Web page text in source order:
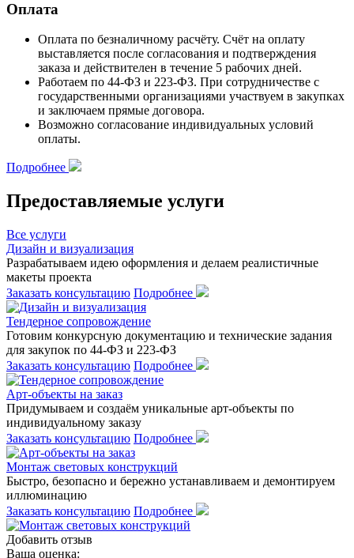
Оплата
Оплата по безналичному расчёту. Счёт на оплату
выставляется после согласования и подтверждения
заказа и действителен в течение 5 рабочих дней.
Работаем по 44-ФЗ и 223-ФЗ. При сотрудничестве с
государственными организациями участвуем в закупках
и заключаем прямые договора.
Возможно согласование индивидуальных условий
оплаты.
Подробнее
Предоставляемые услуги
Все услуги
Дизайн и визуализация
Разрабатываем идею оформления и делаем реалистичные
макеты проекта
Заказать консультацию Подробнее
Тендерное сопровождение
Готовим конкурсную документацию и технические задания
для закупок по 44-ФЗ и 223-ФЗ
Заказать консультацию Подробнее
Арт-объекты на заказ
Придумываем и создаём уникальные арт-объекты по
индивидуальному заказу
Заказать консультацию Подробнее
Монтаж световых конструкций
Быстро, безопасно и бережно устанавливаем и демонтируем
иллюминацию
Заказать консультацию Подробнее
Добавить отзыв
Ваша оценка: